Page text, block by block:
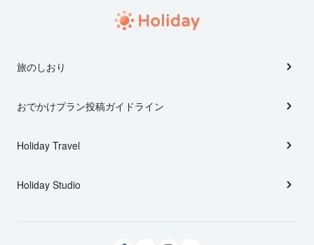
旅のしおり
おでかけプラン投稿ガイドライン
Holiday Travel
Holiday Studio